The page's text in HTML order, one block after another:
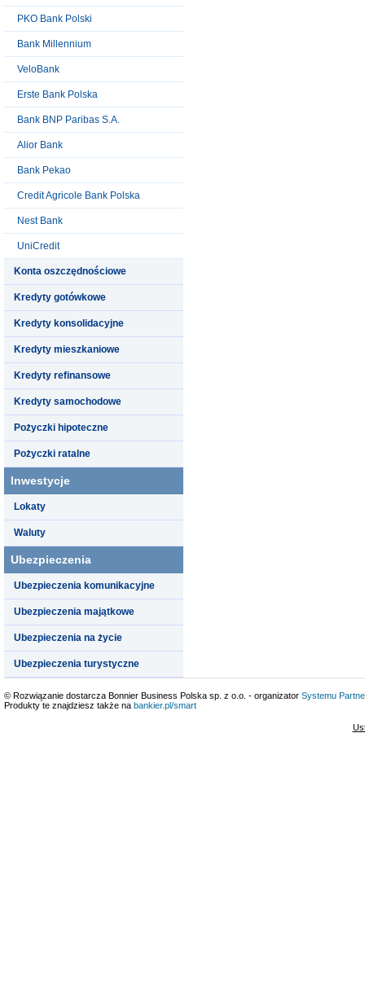
PKO Bank Polski
Bank Millennium
VeloBank
Erste Bank Polska
Bank BNP Paribas S.A.
Alior Bank
Bank Pekao
Credit Agricole Bank Polska
Nest Bank
UniCredit
Konta oszczędnościowe
Kredyty gotówkowe
Kredyty konsolidacyjne
Kredyty mieszkaniowe
Kredyty refinansowe
Kredyty samochodowe
Pożyczki hipoteczne
Pożyczki ratalne
Inwestycje
Lokaty
Waluty
Ubezpieczenia
Ubezpieczenia komunikacyjne
Ubezpieczenia majątkowe
Ubezpieczenia na życie
Ubezpieczenia turystyczne
© Rozwiązanie dostarcza Bonnier Business Polska sp. z o.o. - organizator Systemu
Produkty te znajdziesz także na bankier.pl/smart